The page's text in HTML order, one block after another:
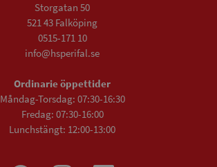
Storgatan 50
521 43 Falköping
0515-171 10
info@hsperifal.se
Ordinarie öppettider
Måndag-Torsdag: 07:30-16:30
Fredag: 07:30-16:00
Lunchstängt: 12:00-13:00